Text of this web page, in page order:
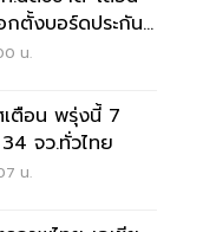
กตั้งบอร์ดประกัน
น.
เตือน พรุ่งนี้ 7
จว.ทั่วไทย
น.